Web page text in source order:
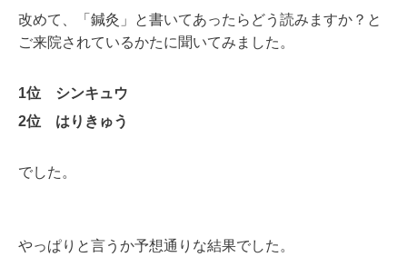
改めて、「鍼灸」と書いてあったらどう読みますか？と
ご来院されているかたに聞いてみました。
1位 シンキュウ
2位 はりきゅう
でした。
やっぱりと言うか予想通りな結果でした。